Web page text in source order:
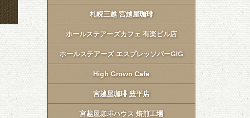
札幌三越 宮越屋珈琲
ホールステアーズカフェ 有楽ビル店
ホールステアーズ エスプレッソバーGIG
High Grown Cafe
宮越屋珈琲 豊平店
宮越屋珈琲ハウス 焙煎工場